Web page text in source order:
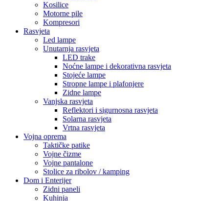
Kosilice
Motorne pile
Kompresori
Rasvjeta
Led lampe
Unutarnja rasvjeta
LED trake
Noćne lampe i dekorativna rasvjeta
Stojeće lampe
Stropne lampe i plafonjere
Zidne lampe
Vanjska rasvjeta
Reflektori i sigurnosna rasvjeta
Solarna rasvjeta
Vrtna rasvjeta
Vojna oprema
Taktičke patike
Vojne čizme
Vojne pantalone
Stolice za ribolov / kamping
Dom i Enterijer
Zidni paneli
Kuhinja